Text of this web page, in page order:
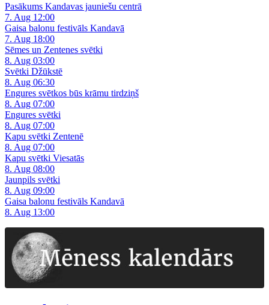
Pasākums Kandavas jauniešu centrā
7. Aug 12:00
Gaisa balonu festivāls Kandavā
7. Aug 18:00
Sēmes un Zentenes svētki
8. Aug 03:00
Svētki Džūkstē
8. Aug 06:30
Engures svētkos būs krāmu tirdziņš
8. Aug 07:00
Engures svētki
8. Aug 07:00
Kapu svētki Zentenē
8. Aug 07:00
Kapu svētki Viesatās
8. Aug 08:00
Jaunpils svētki
8. Aug 09:00
Gaisa balonu festivāls Kandavā
8. Aug 13:00